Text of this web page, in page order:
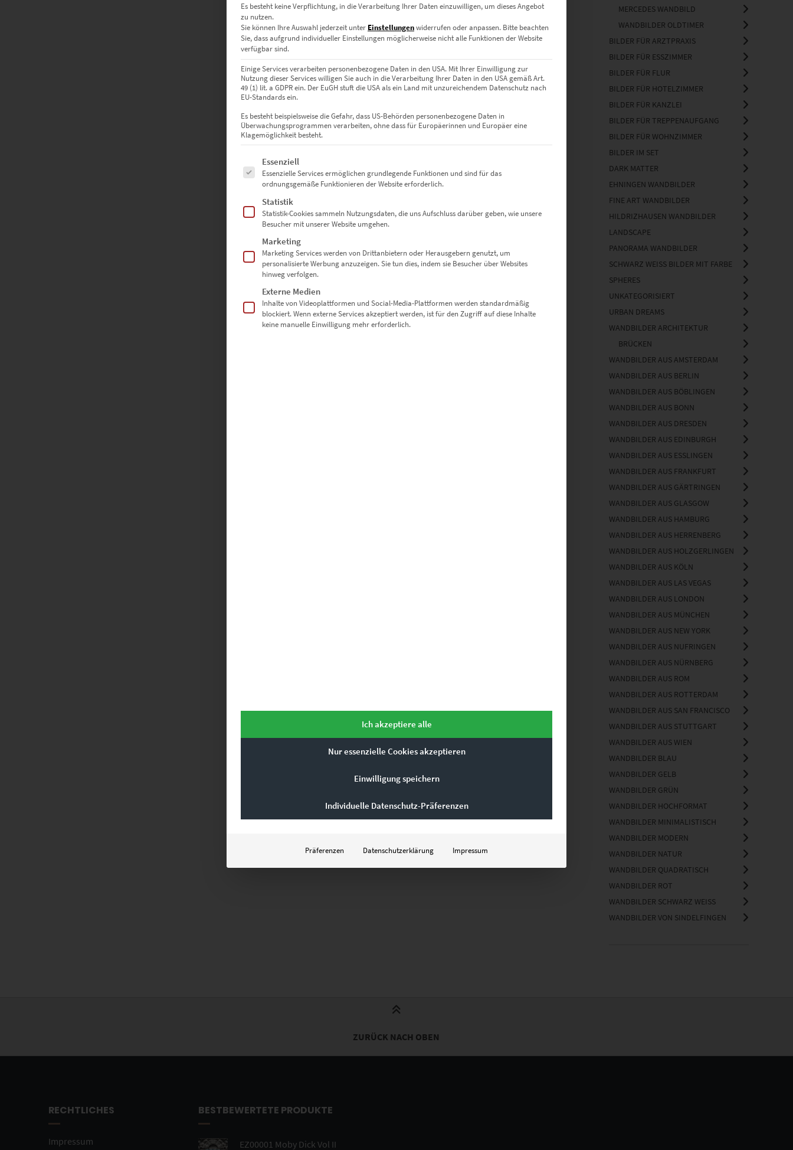
MERCEDES WANDBILD
WANDBILDER OLDTIMER
BILDER FÜR ARZTPRAXIS
BILDER FÜR ESSZIMMER
BILDER FÜR FLUR
BILDER FÜR HOTELZIMMER
BILDER FÜR KANZLEI
BILDER FÜR TREPPENAUFGANG
BILDER FÜR WOHNZIMMER
BILDER IM SET
DARK MATTER
EHNINGEN WANDBILDER
FINE ART WANDBILDER
HILDRIZHAUSEN WANDBILDER
LANDSCAPE
PANORAMA WANDBILDER
SCHWARZ WEISS BILDER MIT FARBE
SPHERES
UNKATEGORISIERT
URBAN DREAMS
WANDBILDER ARCHITEKTUR
BRÜCKEN
WANDBILDER AUS AMSTERDAM
WANDBILDER AUS BERLIN
WANDBILDER AUS BÖBLINGEN
WANDBILDER AUS BONN
WANDBILDER AUS DRESDEN
WANDBILDER AUS EDINBURGH
WANDBILDER AUS ESSLINGEN
WANDBILDER AUS FRANKFURT
WANDBILDER AUS GÄRTRINGEN
WANDBILDER AUS GLASGOW
WANDBILDER AUS HAMBURG
WANDBILDER AUS HERRENBERG
WANDBILDER AUS HOLZGERLINGEN
WANDBILDER AUS KÖLN
WANDBILDER AUS LAS VEGAS
WANDBILDER AUS LONDON
WANDBILDER AUS MÜNCHEN
WANDBILDER AUS NEW YORK
WANDBILDER AUS NUFRINGEN
WANDBILDER AUS NÜRNBERG
WANDBILDER AUS ROM
WANDBILDER AUS ROTTERDAM
WANDBILDER AUS SAN FRANCISCO
WANDBILDER AUS STUTTGART
WANDBILDER AUS WIEN
WANDBILDER BLAU
WANDBILDER GELB
WANDBILDER GRÜN
WANDBILDER HOCHFORMAT
WANDBILDER MINIMALISTISCH
WANDBILDER MODERN
WANDBILDER NATUR
WANDBILDER QUADRATISCH
WANDBILDER ROT
WANDBILDER SCHWARZ WEISS
WANDBILDER VON SINDELFINGEN
ZURÜCK NACH OBEN
RECHTLICHES
Impressum
BESTBEWERTETE PRODUKTE
EZ00001 Moby Dick Vol II
Es besteht keine Verpflichtung, in die Verarbeitung Ihrer Daten einzuwilligen, um dieses Angebot
zu nutzen.
Sie können Ihre Auswahl jederzeit unter Einstellungenwiderrufen oder anpassen. Bitte beachten
Sie, dass aufgrund individueller Einstellungen möglicherweise nicht alle Funktionen der Website
verfügbar sind.
Einige Services verarbeiten personenbezogene Daten in den USA. Mit Ihrer Einwilligung zur
Nutzung dieser Services willigen Sie auch in die Verarbeitung Ihrer Daten in den USA gemäß Art.
49 (1) lit. a GDPR ein. Der EuGH stuft die USA als ein Land mit unzureichendem Datenschutz nach
EU-Standards ein.
Es besteht beispielsweise die Gefahr, dass US-Behörden personenbezogene Daten in
Überwachungsprogrammen verarbeiten, ohne dass für Europäerinnen und Europäer eine
Klagemöglichkeit besteht.
Es folgt eine Liste der Service-Gruppen, für die eine Einwilligung erteilt werden kann. Die erste Service-Gruppe ist essenziell und kann nicht
Essenziell
Essenzielle Services ermöglichen grundlegende Funktionen und sind für das
ordnungsgemäße Funktionieren der Website erforderlich.
Statistik
Statistik-Cookies sammeln Nutzungsdaten, die uns Aufschluss darüber geben, wie unsere
Besucher mit unserer Website umgehen.
Marketing
Marketing Services werden von Drittanbietern oder Herausgebern genutzt, um
personalisierte Werbung anzuzeigen. Sie tun dies, indem sie Besucher über Websites
hinweg verfolgen.
Externe Medien
Inhalte von Videoplattformen und Social-Media-Plattformen werden standardmäßig
blockiert. Wenn externe Services akzeptiert werden, ist für den Zugriff auf diese Inhalte
keine manuelle Einwilligung mehr erforderlich.
Ich akzeptiere alle
Nur essenzielle Cookies akzeptieren
Einwilligung speichern
Individuelle Datenschutz-Präferenzen
Präferenzen Datenschutzerklärung Impressum